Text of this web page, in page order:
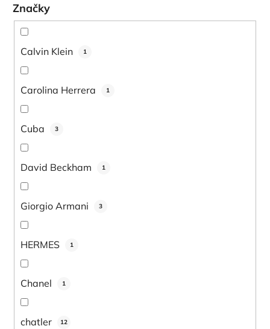
oZnačky
Calvin Klein 1
Carolina Herrera 1
Cuba 3
David Beckham 1
Giorgio Armani 3
HERMES 1
Chanel 1
chatler 12